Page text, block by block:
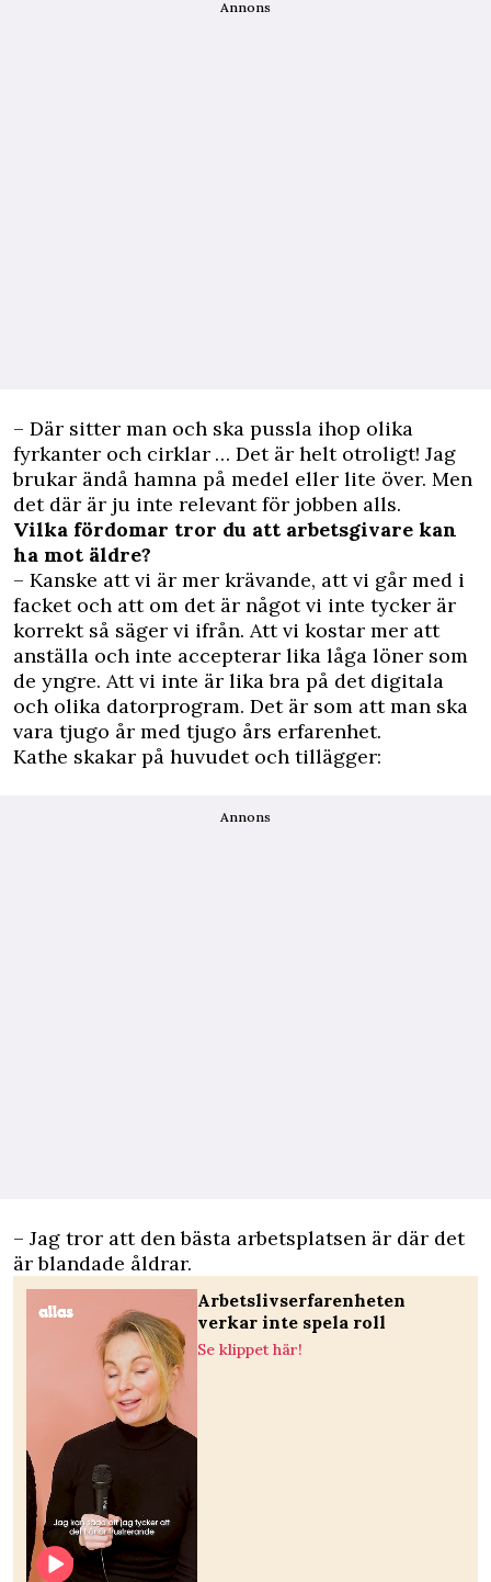
Annons
– Där sitter man och ska pussla ihop olika
fyrkanter och cirklar … Det är helt otroligt! Jag
brukar ändå hamna på medel eller lite över. Men
det där är ju inte relevant för jobben alls.
Vilka fördomar tror du att arbetsgivare kan
ha mot äldre?
– Kanske att vi är mer krävande, att vi går med i
facket och att om det är något vi inte tycker är
korrekt så säger vi ifrån. Att vi kostar mer att
anställa och inte accepterar lika låga löner som
de yngre. Att vi inte är lika bra på det digitala
och olika datorprogram. Det är som att man ska
vara tjugo år med tjugo års erfarenhet.
Kathe skakar på huvudet och tillägger:
Annons
– Jag tror att den bästa arbetsplatsen är där det
är blandade åldrar.
Arbetslivserfarenheten
verkar inte spela roll
Se klippet här!